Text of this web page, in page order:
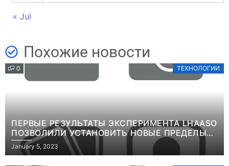
« Jul
Похожие новости
0 ТЕХНОЛОГИИ
ПЕРВЫЕ РЕЗУЛЬТАТЫ ЭКСПЕРИМЕНТА LHAASO
ПОЗВОЛИЛИ УСТАНОВИТЬ НОВЫЕ ПРЕДЕЛЫ
ВРЕМЕНИ ЖИЗНИ ТЯЖЕЛЫХ ЧАСТИЦ ТЕМНОЙ
МАТЕРИИИНФОРМАЦИЯ
January 5, 2023